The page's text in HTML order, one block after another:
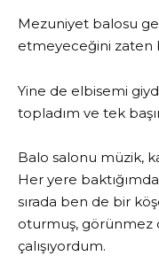
Mezuniyet balosu
etmeyeceğini zaten
Yine de elbisemi
topladım ve tek
Balo salonu müzik,
Her yere
sırada ben de bir
oturmuş, görünmez
çalışıyordum.